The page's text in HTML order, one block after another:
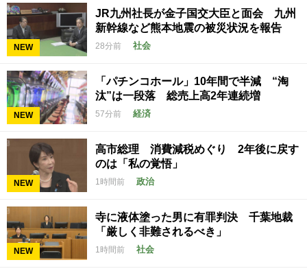
NEW
JR九州社長が金子国交大臣と面会 九州
新幹線など熊本地震の被災状況を報告
28分前 社会
NEW
「パチンコホール」10年間で半減 “淘
汰”は一段落 総売上高2年連続増
57分前 経済
NEW
高市総理 消費減税めぐり 2年後に戻す
のは「私の覚悟」
1時間前 政治
NEW
寺に液体塗った男に有罪判決 千葉地裁
「厳しく非難されるべき」
1時間前 社会